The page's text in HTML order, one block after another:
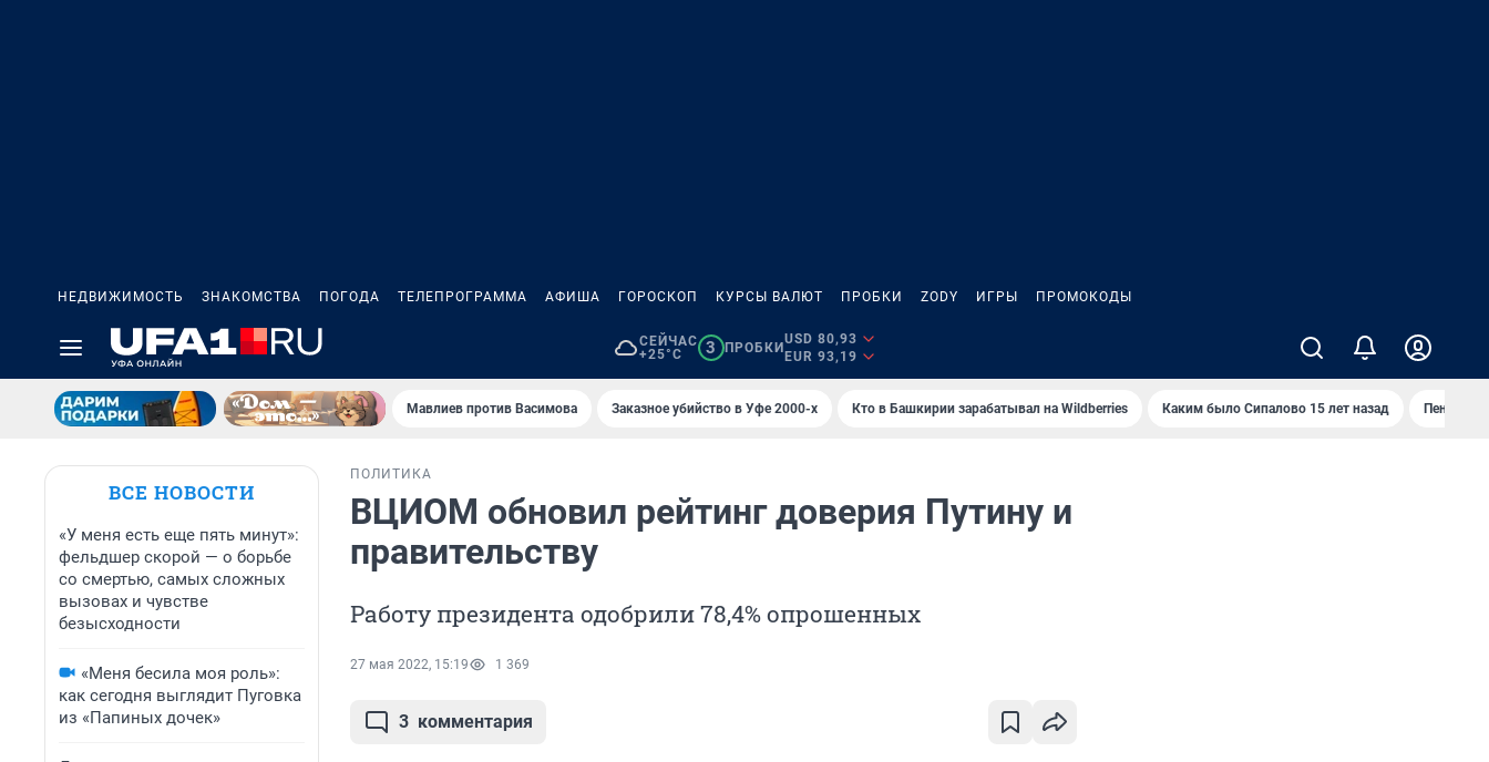
НЕДВИЖИМОСТЬ ЗНАКОМСТВА ПОГОДА ТЕЛЕПРОГРАММА АФИША ГОРОСКОП КУРСЫ ВАЛЮТ ПРОБКИ ZODY ИГРЫ ПРОМОКОДЫ
СЕЙЧАС
+25°C
3 ПРОБКИ
USD 80,93
EUR 93,19
Мавлиев против Васимова Заказное убийство в Уфе 2000-х Кто в Башкирии зарабатывал на Wildberries Каким было Сипалово 15 лет назад
ВСЕ НОВОСТИ
«У меня есть еще пять минут»:
фельдшер скорой — о борьбе
со смертью, самых сложных
вызовах и чувстве
безысходности
«Меня бесила моя роль»:
как сегодня выглядит Пуговка
из «Папиных дочек»
ПОЛИТИКА
ВЦИОМ обновил рейтинг доверия Путину и
правительству
Работу президента одобрили 78,4% опрошенных
27 мая 2022, 15:19 1 369
3 комментария